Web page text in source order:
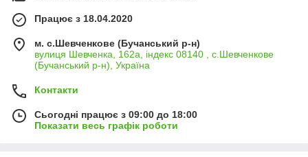
Працює з 18.04.2020
м. с.Шевченкове (Бучанський р-н)
вулиця Шевченка, 162а, індекс 08140 , с.Шевченкове
(Бучанський р-н), Україна
Контакти
Сьогодні працює з 09:00 до 18:00
Показати весь графік роботи